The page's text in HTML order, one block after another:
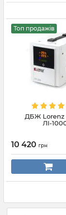
Топ продажів
ДБЖ Lorenz
ЛІ-
10 420 грн